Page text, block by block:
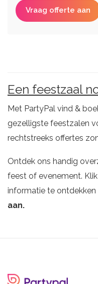
Vraag offerte aan
Een feestzaal
Met PartyPal vind &
gezelligste feestzalen
rechtstreeks offertes
Ontdek ons handig
feest of evenement.
informatie te
aan.